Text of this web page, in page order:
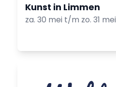
Kunst in Limmen
za. 30 mei t/m zo. 31 mei